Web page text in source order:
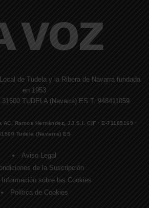
de Tudela y la Ribera de Navarra fundada
en 1953
TUDELA (Navarra) ES T. 948411059
Ramos Hernández, JJ S.I. CIF · E-71185169 ·
Tudela (Navarra) ES
Aviso Legal
de la Suscripción
Información sobre las Cookies
Política de Cookies